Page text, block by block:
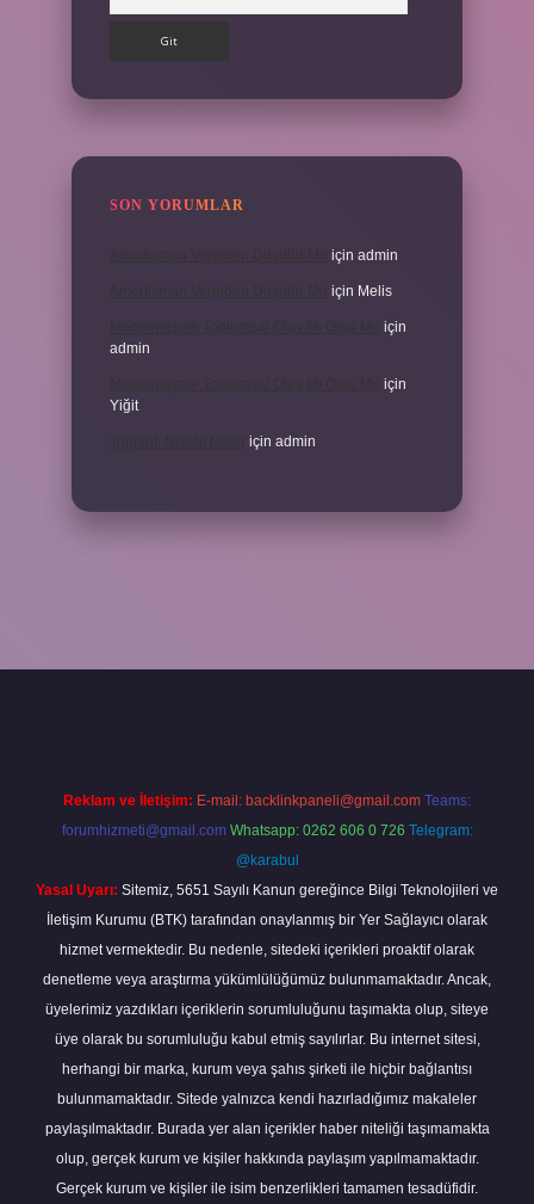
SON YORUMLAR
için admin
için Melis
için
admin
için
Yiğit
Toplantı Nisabı Nedir için admin
Reklam ve İletişim: E-mail: backlinkpaneli@gmail.com Teams:
forumhizmeti@gmail.com Whatsapp: 0262 606 0 726 Telegram:
@karabul
Yasal Uyarı: Sitemiz, 5651 Sayılı Kanun gereğince Bilgi Teknolojileri ve
İletişim Kurumu (BTK) tarafından onaylanmış bir Yer Sağlayıcı olarak
hizmet vermektedir. Bu nedenle, sitedeki içerikleri proaktif olarak
denetleme veya araştırma yükümlülüğümüz bulunmamaktadır. Ancak,
üyelerimiz yazdıkları içeriklerin sorumluluğunu taşımakta olup, siteye
üye olarak bu sorumluluğu kabul etmiş sayılırlar. Bu internet sitesi,
herhangi bir marka, kurum veya şahıs şirketi ile hiçbir bağlantısı
bulunmamaktadır. Sitede yalnızca kendi hazırladığımız makaleler
paylaşılmaktadır. Burada yer alan içerikler haber niteliği taşımamakta
olup, gerçek kurum ve kişiler hakkında paylaşım yapılmamaktadır.
Gerçek kurum ve kişiler ile isim benzerlikleri tamamen tesadüfidir.